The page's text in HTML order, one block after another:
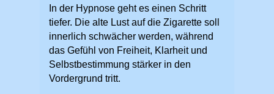
In der Hypnose geht es einen Schritt
tiefer. Die alte Lust auf die Zigarette soll
innerlich schwächer werden, während
das Gefühl von Freiheit, Klarheit und
Selbstbestimmung stärker in den
Vordergrund tritt.